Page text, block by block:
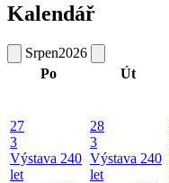
Kalendář
Srpen2026
Po
Út
27
3
Výstava 240
let
28
3
Výstava 240
let